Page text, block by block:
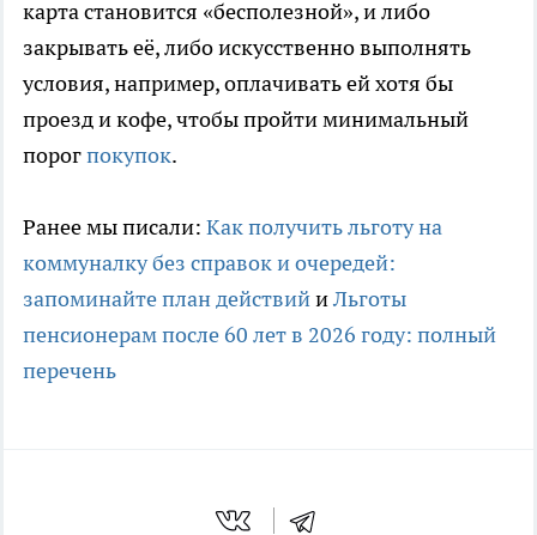
карта становится «бесполезной», и либо
закрывать её, либо искусственно выполнять
условия, например, оплачивать ей хотя бы
проезд и кофе, чтобы пройти минимальный
порогпокупок.
Ранее мы писали: Как получить льготу на
коммуналку без справок и очередей:
запоминайте план действийиЛьготы
пенсионерам после 60 лет в 2026 году: полный
перечень